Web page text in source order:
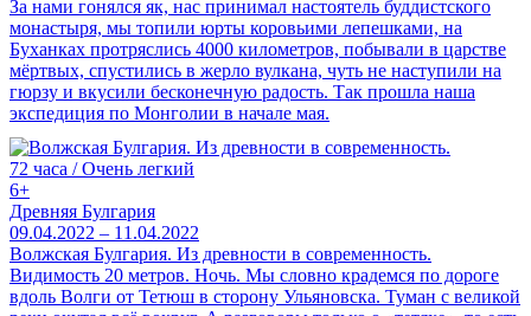
За нами гонялся як, нас принимал настоятель буддистского
монастыря, мы топили юрты коровьими лепешками, на
Буханках протряслись 4000 километров, побывали в царстве
мёртвых, спустились в жерло вулкана, чуть не наступили на
гюрзу и вкусили бесконечную радость. Так прошла наша
экспедиция по Монголии в начале мая.
72 часа / Очень легкий
6+
Древняя Булгария
09.04.2022 – 11.04.2022
Волжская Булгария. Из древности в современность.
Видимость 20 метров. Ночь. Мы словно крадемся по дороге
вдоль Волги от Тетюш в сторону Ульяновска. Туман с великой